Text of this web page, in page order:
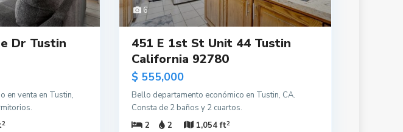
Dr Tustin
en venta en Tustin,
2
6
451 E 1st St Unit 44 Tustin
California 92780
$ 555,000
Bello departamento económico en Tustin, CA.
Consta de 2 baños y 2 cuartos.
2
2 1,054 ft2